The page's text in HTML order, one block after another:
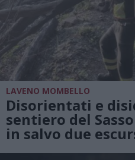
LAVENO MOMBELLO
Disorientati e
sentiero del
in salvo due